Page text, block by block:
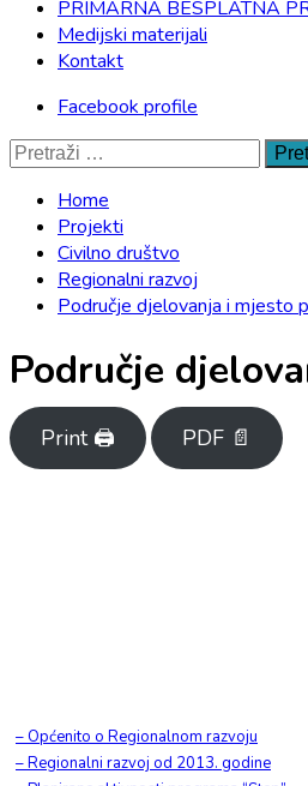
PRIMARNA BESPLATNA
Medijski materijali
Kontakt
Facebook profile
Pretraži:
Home
Projekti
Civilno društvo
Regionalni razvoj
Područje djelovanja i mjesto
Područje
Print 🖨 PDF 📄
– Općenito o Regionalnom razvoju
– Regionalni razvoj od 2013. godine